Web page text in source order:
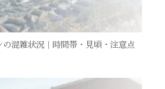
の混雑状況｜時間帯・見頃・注意点